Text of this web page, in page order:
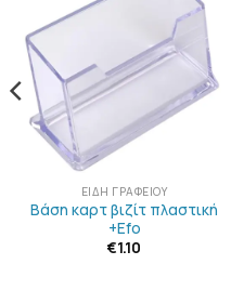
ΠΡΟΣΘΉΚΗ
ΣΤΗΝ
ΛΊΣΤΑ
ΕΠΙΘΥΜΙΏΝ
ΕΊΔΗ ΓΡΑΦΕΊΟΥ
Βάση καρτ βιζίτ πλαστική
+Efo
€1.10